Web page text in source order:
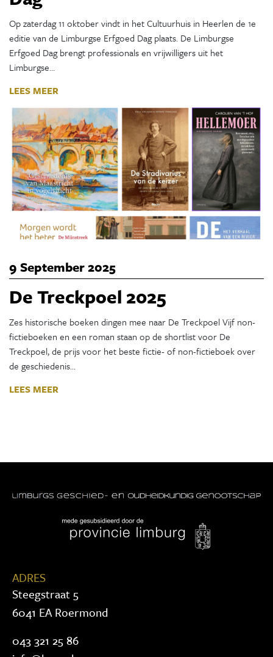
Op zaterdag 11 oktober vindt in het Cultuurhuis in Heerlen de 1e
editie van de Limburgse Erfgoed Dag plaats. De Limburgse
Erfgoed Dag brengt professionals en vrijwilligers uit het
Limburgse…
LEES MEER
9 September 2025
De Treckpoel 2025
Zes historische boeken dingen mee naar De Treckpoel Vijf non-
fictieboeken en een roman staan op de shortlist voor De
Treckpoel, de prijs voor het beste fictie- of non-fictieboek over
de geschiedenis…
LEES MEER
ADRES
Steegstraat 5
6041 EA Roermond
043 321 25 86